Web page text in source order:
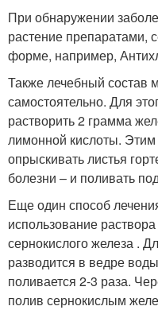
При обнаружении
растение препаратами,
форме, например,
Также лечебный состав
самостоятельно. Для
растворить 2 грамма
лимонной кислоты. Этим
опрыскивать листья
болезни – и поливать
Еще один способ
использование
сернокислого железа .
разводится в ведре
поливается 2-3 раза.
полив сернокислым